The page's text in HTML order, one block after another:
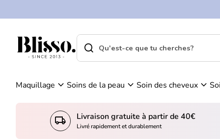
Accueil
m
ir
on
pa
shopping_cart
Accueil
Recherche"
search
Maquillage expand_more Soins de la peau expand_more Soin des cheveux expand_more
local_shipping Livraison gratuite à partir de 40€
Livré rapidement et durablement